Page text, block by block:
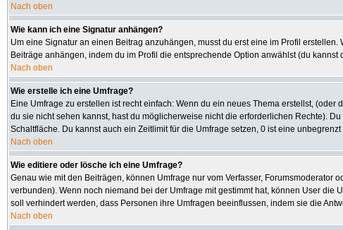
Nach oben
Wie kann ich eine Signatur anhängen?
Um eine Signatur an einen Beitrag anzuhängen, musst du erst eine im Profil erstellen.
Beiträge anhängen, indem du im Profil die entsprechende Option anwählst (du
Nach oben
Wie erstelle ich eine Umfrage?
Eine Umfrage zu erstellen ist recht einfach: Wenn du ein neues Thema erstellst,
du sie nicht sehen kannst, hast du möglicherweise nicht die erforderlichen Rechte).
Schaltfläche. Du kannst auch ein Zeitlimit für die Umfrage setzen, 0 ist eine
Nach oben
Wie editiere oder lösche ich eine Umfrage?
Genau wie mit den Beiträgen, können Umfrage nur vom Verfasser,
verbunden). Wenn noch niemand bei der Umfrage mit gestimmt hat, können User
soll verhindert werden, dass Personen ihre Umfragen beeinflussen, indem sie die
Nach oben